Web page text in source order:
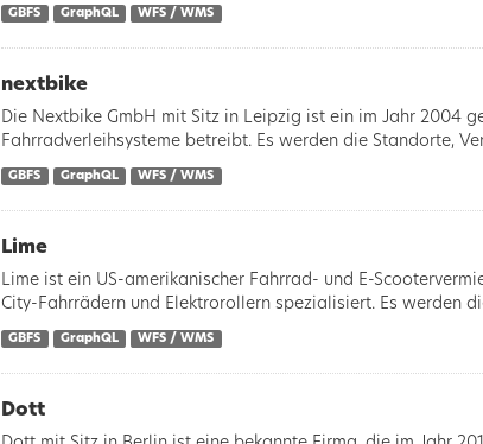
GBFS GraphQL WFS / WMS
nextbike
Die Nextbike GmbH mit Sitz in Leipzig ist ein im Jahr 2004
Fahrradverleihsysteme betreibt. Es werden die Standorte,
GBFS GraphQL WFS / WMS
Lime
Lime ist ein US-amerikanischer Fahrrad- und E-
City-Fahrrädern und Elektrorollern spezialisiert. Es werden
GBFS GraphQL WFS / WMS
Dott